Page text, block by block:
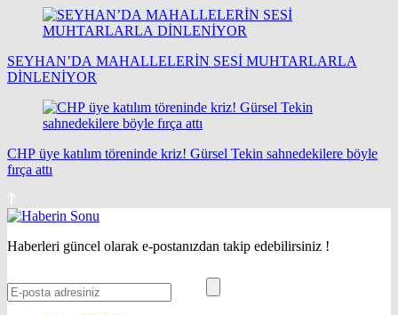
SEYHAN’DA MAHALLELERİN SESİ MUHTARLARLA
DİNLENİYOR
CHP üye katılım töreninde kriz! Gürsel Tekin sahnedekilere böyle
fırça attı
Haberleri güncel olarak e-postanızdan takip edebilirsiniz !